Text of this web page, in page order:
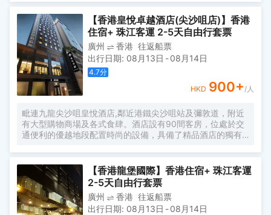
元素，使我們遠離了香港的喧囂，真正地放鬆自己。別緻的
內置傢俱和用色增加了旅客的度假氛圍，併為尋求安逸寧靜
的港人照亮了平淡的日常。 通過使用我們高效的自助入住和
退房辦理系統，客房清潔和前台服務，山林舍保證將客人的
舒適，衞生和私隱度放在第一位。
【香港皇悅卓越酒店(尖沙咀店)】香港
住宿+ 珠江客運 2-5天自由行套票
廣州 香港 往返船票
出行日期: 08月13日 -08月14日
4.7分
HKD 900+/人
毗連九龍尖沙咀皇悅酒店,鄰近港鐵尖沙咀站及彌敦道，附近
有大型購物商場及各式食肆。酒店設有90間客房，位處於交
通便利的優越地段配置時尚的設備，具備了精品酒店的獨有
值的酒店住宿服務，令旅途更寫意自在。
【香港龍堡國際】香港住宿+ 珠江客運
2-5天自由行套票
廣州 香港 往返船票
出行日期: 08月13日 -08月14日